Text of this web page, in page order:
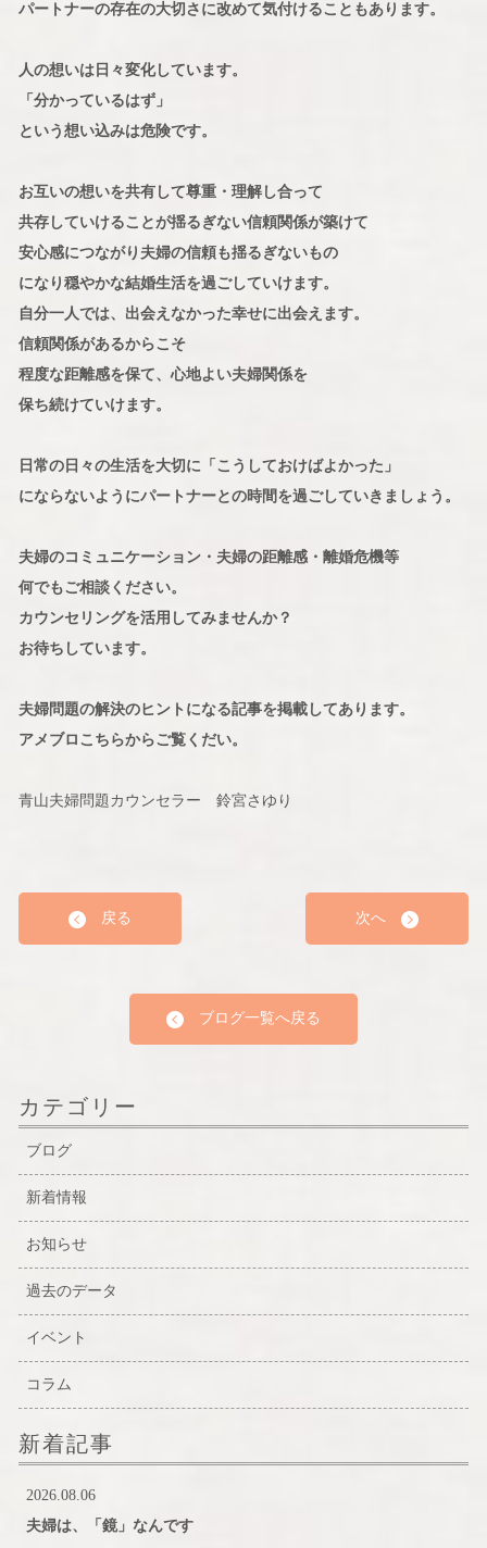
パートナーの存在の大切さに改めて気付けることもあります。
人の想いは日々変化しています。
「分かっているはず」
という想い込みは危険です。
お互いの想いを共有して尊重・理解し合って
共存していけることが揺るぎない信頼関係が築けて
安心感につながり夫婦の信頼も揺るぎないもの
になり穏やかな結婚生活を過ごしていけます。
自分一人では、出会えなかった幸せに出会えます。
信頼関係があるからこそ
程度な距離感を保て、心地よい夫婦関係を
保ち続けていけます。
日常の日々の生活を大切に「こうしておけばよかった」
にならないようにパートナーとの時間を過ごしていきましょう。
夫婦のコミュニケーション・夫婦の距離感・離婚危機等
何でもご相談ください。
カウンセリングを活用してみませんか？
お待ちしています。
夫婦問題の解決のヒントになる記事を掲載してあります。
アメブロこちらからご覧くだい。
青山夫婦問題カウンセラー 鈴宮さゆり
戻る 次へ
ブログ一覧へ戻る
カテゴリー
ブログ
新着情報
お知らせ
過去のデータ
イベント
コラム
新着記事
2026.08.06
夫婦は、「鏡」なんです